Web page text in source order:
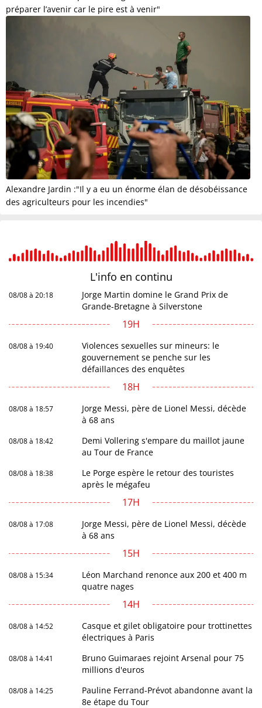
préparer l’avenir car le pire est à venir"
Alexandre Jardin :"Il y a eu un énorme élan de désobéissance
des agriculteurs pour les incendies"
L'info en continu
08/08 à 20:18
Jorge Martin domine le Grand Prix de
Grande-Bretagne à Silverstone
19H
08/08 à 19:40
Violences sexuelles sur mineurs: le
gouvernement se penche sur les
défaillances des enquêtes
18H
08/08 à 18:57
Jorge Messi, père de Lionel Messi, décède
à 68 ans
08/08 à 18:42
Demi Vollering s'empare du maillot jaune
au Tour de France
08/08 à 18:38
Le Porge espère le retour des touristes
après le mégafeu
17H
08/08 à 17:08
Jorge Messi, père de Lionel Messi, décède
à 68 ans
15H
08/08 à 15:34
Léon Marchand renonce aux 200 et 400 m
quatre nages
14H
08/08 à 14:52
Casque et gilet obligatoire pour trottinettes
électriques à Paris
08/08 à 14:41
Bruno Guimaraes rejoint Arsenal pour 75
millions d'euros
08/08 à 14:25
Pauline Ferrand-Prévot abandonne avant la
8e étape du Tour